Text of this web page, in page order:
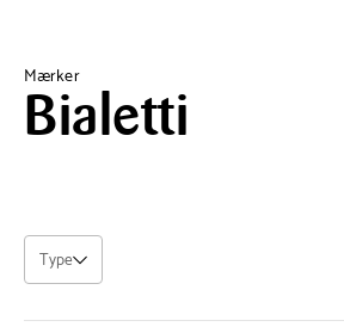
Mærker
Bialetti
Type